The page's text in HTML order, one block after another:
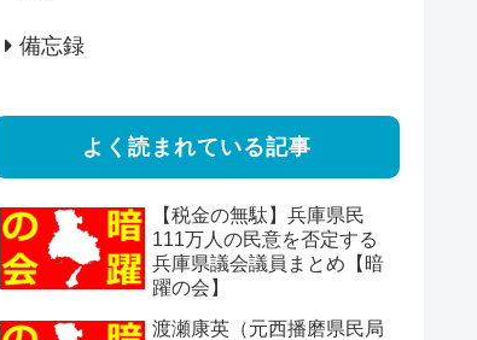
備忘録
よく読まれている記事
【税金の無駄】兵庫県民
111万人の民意を否定する
兵庫県議会議員まとめ【暗
躍の会】
渡瀬康英（元西播磨県民局